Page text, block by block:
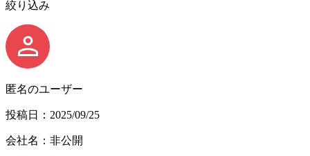
絞り込み
匿名のユーザー
投稿日：2025/09/25
会社名：非公開